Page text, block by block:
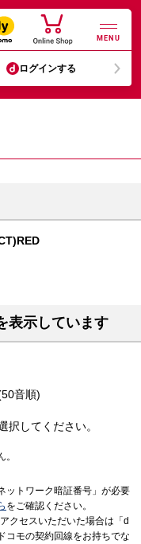
MENU
ログインする
表示しています
音順)
択してください。
ットワーク暗証番号」が必要
をご確認ください。
クセスいただいた場合は「d
コモの契約回線をお持ちでな